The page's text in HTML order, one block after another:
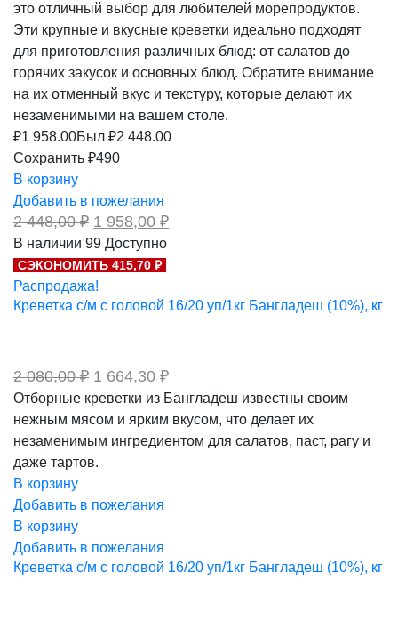
это отличный выбор для любителей морепродуктов.
Эти крупные и вкусные креветки идеально подходят
для приготовления различных блюд: от салатов до
горячих закусок и основных блюд. Обратите внимание
на их отменный вкус и текстуру, которые делают их
незаменимыми на вашем столе.
₽1 958.00Был ₽2 448.00
Сохранить ₽490
В корзину
Добавить в пожелания
2 448,00₽ Первоначальная
цена
составляла
2
448,00 ₽.
1 958,00 ₽Текущая
В наличии 99 Доступно
СЭКОНОМИТЬ 415,70 ₽
Распродажа!
Креветка с/м с головой 16/20 уп/1кг Бангладеш (10%), кг
2 080,00₽ Первоначальная
составляла
2
080,00 ₽.
1 664,30 ₽Текущая
цена:
1
664,30 ₽.
Отборные креветки из Бангладеш известны своим
нежным мясом и ярким вкусом, что делает их
незаменимым ингредиентом для салатов, паст, рагу и
даже тартов.
В корзину
Добавить в пожелания
В корзину
Добавить в пожелания
Креветка с/м с головой 16/20 уп/1кг Бангладеш (10%), кг